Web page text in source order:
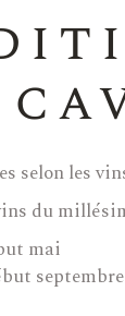
selon les
du
mai
septembre